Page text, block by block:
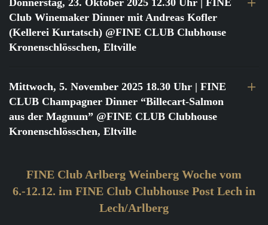
Donnerstag, 23. Oktober 2025 12.30 Uhr | FINE
Club Winemaker Dinner mit Andreas Kofler
(Kellerei Kurtatsch) @FINE CLUB Clubhouse
Kronenschlösschen, Eltville
Mittwoch, 5. November 2025 18.30 Uhr | FINE
CLUB Champagner Dinner “Billecart-Salmon
aus der Magnum” @FINE CLUB Clubhouse
Kronenschlösschen, Eltville
FINE Club Arlberg Weinberg Woche vom
6.-12.12. im FINE Club Clubhouse Post Lech in
Lech/Arlberg